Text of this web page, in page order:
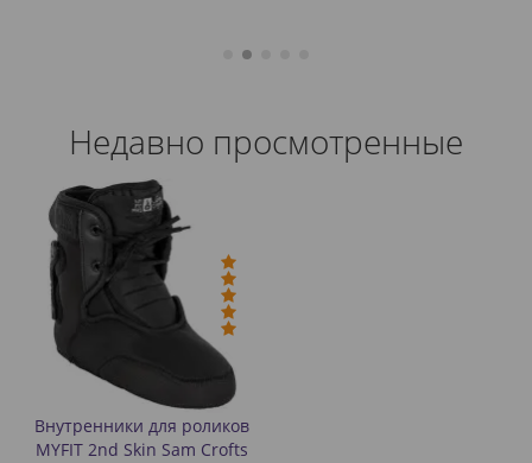
Недавно просмотренные
Внутренники для роликов
MYFIT 2nd Skin Sam Crofts